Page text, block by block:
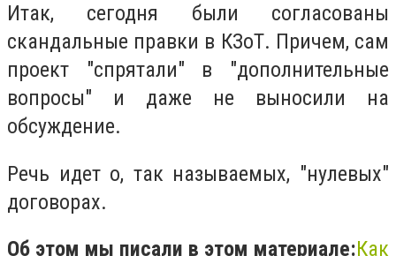
Итак, сегодня были согласованы
скандальные правки в КЗоТ. Причем, сам
проект "спрятали" в "дополнительные
вопросы" и даже не выносили на
обсуждение.
Речь идет о, так называемых, "нулевых"
договорах.
Об этом мы писали в этом материале:Как